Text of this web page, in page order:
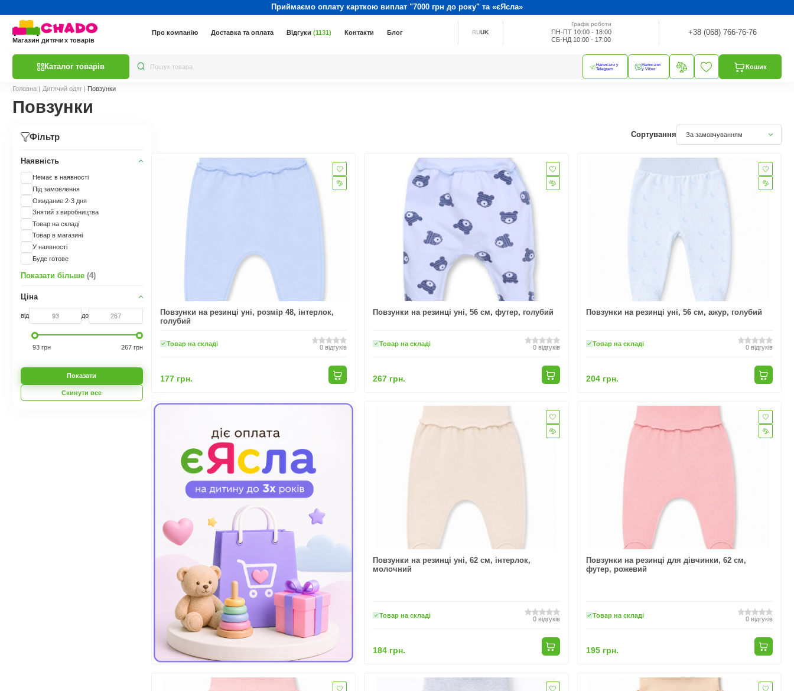
Приймаємо оплату карткою виплат "7000 грн до року" та «єЯсла»
Магазин дитячих товарів
Про компанію Доставка та оплата Відгуки(1131) Контакти Блог RUUK
Графік роботи
ПН-ПТ 10:00 - 18:00
СБ-НД 10:00 - 17:00
+38 (068) 766-76-76
Каталог товарів
Написати у
Telegram
Написати
у Viber
Кошик
Головна | Дитячий одяг| Повзунки
Повзунки
Фільтр
Наявність
Немає в наявності
Під замовлення
Ожидание 2-3 дня
Знятий з виробництва
Товар на складі
Товар в магазині
У наявності
Буде готове
Показати більше (4)
Ціна
від до
93 грн 267 грн
Скинути все
Показати
Сортування За замовчуванням
Повзунки на резинці уні, розмір 48, інтерлок,
голубий
Товар на складі 0 відгуків
177 грн.
Повзунки на резинці уні, 56 см, футер, голубий
Товар на складі 0 відгуків
267 грн.
Повзунки на резинці уні, 56 см, ажур, голубий
Товар на складі 0 відгуків
204 грн.
Повзунки на резинці уні, 62 см, інтерлок,
молочний
Товар на складі 0 відгуків
184 грн.
Повзунки на резинці для дівчинки, 62 см,
футер, рожевий
Товар на складі 0 відгуків
195 грн.